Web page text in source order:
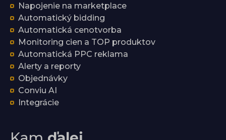
Napojenie na marketplace
Automatický bidding
Automatická cenotvorba
Monitoring cien a TOP produktov
Automatická PPC reklama
Alerty a reporty
Objednávky
Conviu AI
Integrácie